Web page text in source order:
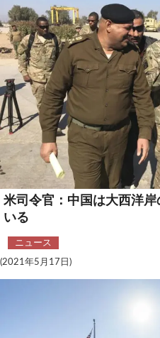
エネルギー・環境
サイバーセキュリ
航空宇宙・防衛
国境・移民政策
テクノロジー
コメンタリー
米司令官：中国は大西洋
いる
ニュース
(2021年5月17日)